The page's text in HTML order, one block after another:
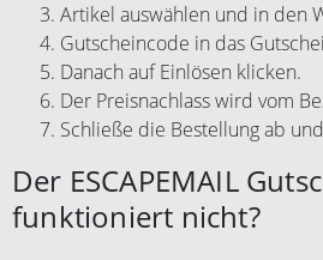
Artikel auswählen und in den
Gutscheincode in das
Danach auf Einlösen klicken.
Der Preisnachlass wird vom
Schließe die Bestellung ab
Der ESCAPEMAIL
funktioniert nicht?